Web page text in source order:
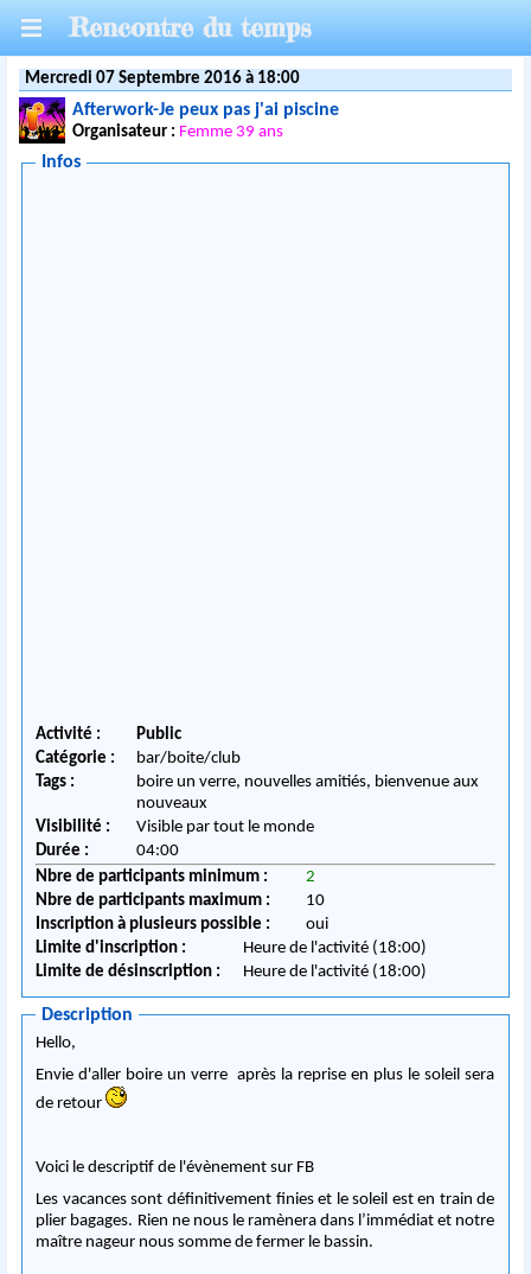
Rencontre du temps
Mercredi 07 Septembre 2016 à 18:00
Afterwork-Je peux pas j'ai piscine
Organisateur : Femme 39 ans
Infos
Activité :
Public
Catégorie :
bar/boite/club
Tags :
boire un verre, nouvelles amitiés, bienvenue aux
nouveaux
Visibilité :
Visible par tout le monde
Durée :
04:00
Nbre de participants minimum :
2
Nbre de participants maximum :
10
Inscription à plusieurs possible :
oui
Limite d'inscription :
Heure de l'activité (18:00)
Limite de désinscription :
Heure de l'activité (18:00)
Description
Hello,
Envie d'aller boire un verre après la reprise en plus le soleil sera
de retour
Voici le descriptif de l'évènement sur FB
Les vacances sont définitivement finies et le soleil est en train de
plier bagages. Rien ne nous le ramènera dans l’immédiat et notre
maître nageur nous somme de fermer le bassin.